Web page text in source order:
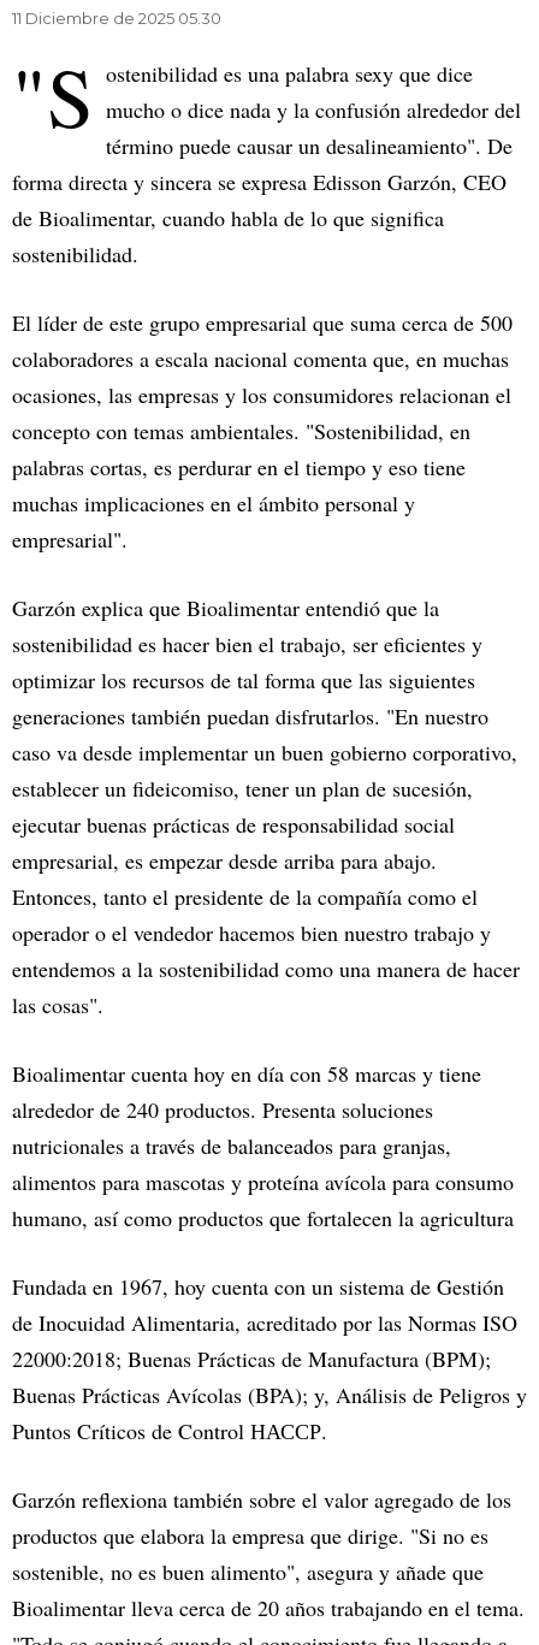
11 Diciembre de 2025 05.30
"S ostenibilidad es una palabra sexy que dice
mucho o dice nada y la confusión alrededor del
término puede causar un desalineamiento". De
forma directa y sincera se expresa Edisson Garzón, CEO
de Bioalimentar, cuando habla de lo que significa
sostenibilidad.
El líder de este grupo empresarial que suma cerca de 500
colaboradores a escala nacional comenta que, en muchas
ocasiones, las empresas y los consumidores relacionan el
concepto con temas ambientales. "Sostenibilidad, en
palabras cortas, es perdurar en el tiempo y eso tiene
muchas implicaciones en el ámbito personal y
empresarial".
Garzón explica que Bioalimentar entendió que la
sostenibilidad es hacer bien el trabajo, ser eficientes y
optimizar los recursos de tal forma que las siguientes
generaciones también puedan disfrutarlos. "En nuestro
caso va desde implementar un buen gobierno corporativo,
establecer un fideicomiso, tener un plan de sucesión,
ejecutar buenas prácticas de responsabilidad social
empresarial, es empezar desde arriba para abajo.
Entonces, tanto el presidente de la compañía como el
operador o el vendedor hacemos bien nuestro trabajo y
entendemos a la sostenibilidad como una manera de hacer
las cosas".
Bioalimentar cuenta hoy en día con 58 marcas y tiene
alrededor de 240 productos. Presenta soluciones
nutricionales a través de balanceados para granjas,
alimentos para mascotas y proteína avícola para consumo
humano, así como productos que fortalecen la agricultura
Fundada en 1967, hoy cuenta con un sistema de Gestión
de Inocuidad Alimentaria, acreditado por las Normas ISO
22000:2018; Buenas Prácticas de Manufactura (BPM);
Buenas Prácticas Avícolas (BPA); y, Análisis de Peligros y
Puntos Críticos de Control НАССР.
Garzón reflexiona también sobre el valor agregado de los
productos que elabora la empresa que dirige. "Si no es
sostenible, no es buen alimento", asegura y añade que
Bioalimentar lleva cerca de 20 años trabajando en el tema.